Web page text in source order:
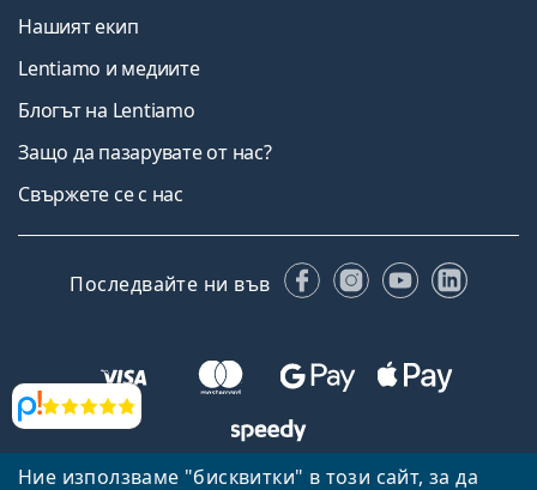
Ние използваме "бисквитки" в този сайт, за да
Прегледи
Нашият екип
Lentiamo и медиите
Блогът на Lentiamo
Защо да пазарувате от нас?
Свържете се с нас
Последвайте ни във FacebookInstagram
YouTube
Назад към началната страница Нагоре